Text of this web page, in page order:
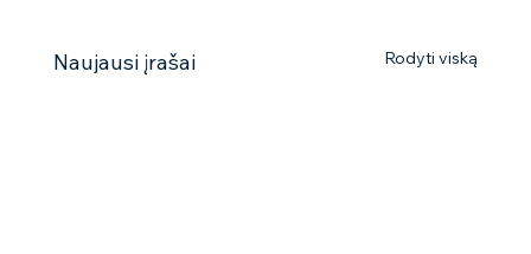
Naujausi įrašai Rodyti viską